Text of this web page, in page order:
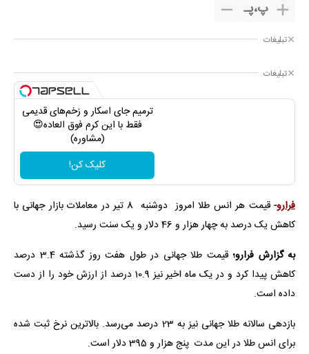
پ،پـ
تبلیغات
تبلیغات
ترمیم جای اسکار و زخم‌های قدیمی
فقط با این کرم فوق العاده😍
(مشاوره)
کلیک کن!
فرارو-
قیمت هر انس طلا امروز دوشنبه 8 تیر در معاملات بازار جهانی با
کاهش یک درصد به چهار هزار و 46 دلار و یک سنت رسید.
به گزارش فرارو؛
قیمت طلا جهانی در طول هفت روز گذشته 3.4 درصد
کاهش پیدا کرد و در یک ماه اخیر نیز 10.9 درصد از ارزش خود را از دست
داده است.
بازدهی سالانه طلا جهانی نیز به 23 درصد می‌رسد. بالاترین نرخ ثبت شده
برای انس طلا در این مدت پنج هزار و 395 دلار است.